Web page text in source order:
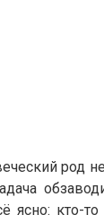
род
кто-то